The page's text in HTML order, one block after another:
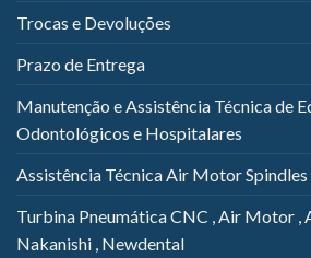
Trocas e Devoluções
Prazo de Entrega
Manutenção e Assistência Técnica de
Odontológicos e Hospitalares
Assistência Técnica Air Motor
Turbina Pneumática CNC , Air Motor ,
Nakanishi , Newdental